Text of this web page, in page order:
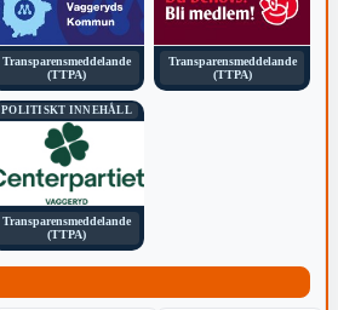
Transparensmeddelande
(TTPA)
Transparensmeddelande
(TTPA)
POLITISKT INNEHÅLL
Transparensmeddelande
(TTPA)